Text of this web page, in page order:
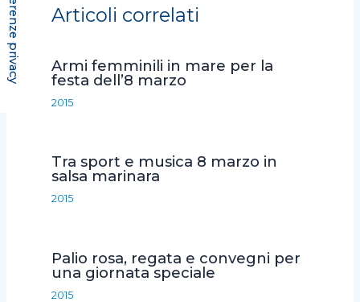
b
o
t
r
s
p
l
i
i
Articoli correlati
Armi femminili in mare per la
festa dell’8 marzo
2015
Tra sport e musica 8 marzo in
salsa marinara
2015
Palio rosa, regata e convegni per
una giornata speciale
2015